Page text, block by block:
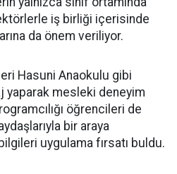
iş birliği içerisinde
da önem veriliyor.
Hasuni Anaokulu gibi
yaparak mesleki deneyim
öğrencileri de
bir araya
uygulama fırsatı buldu.